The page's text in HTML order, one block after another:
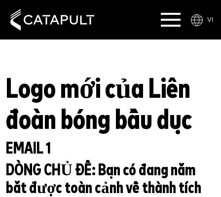
VI
Logo mới của Liên
đoàn bóng bầu dục
EMAIL 1
DÒNG CHỦ ĐỀ: Bạn có đang nắm
bắt được toàn cảnh về thành tích